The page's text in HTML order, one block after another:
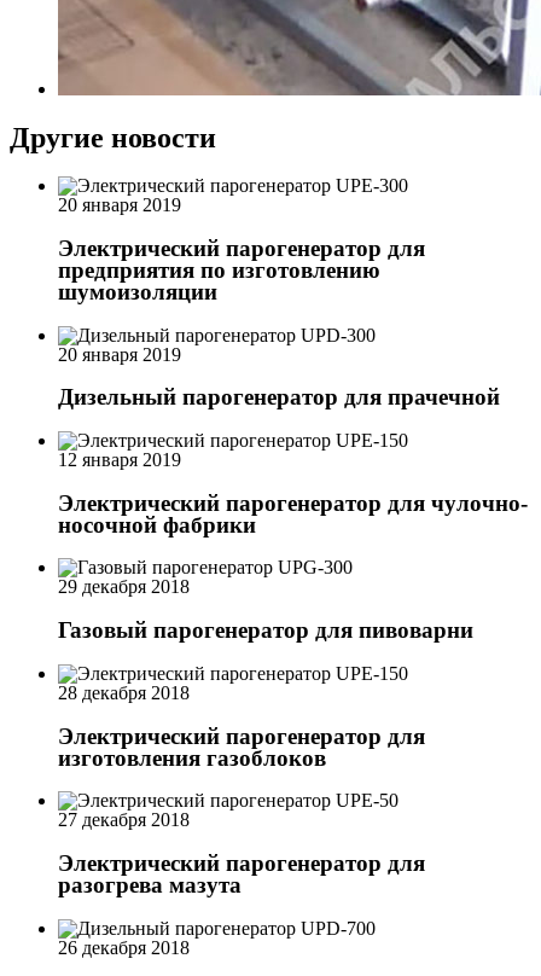
Другие новости
20 января 2019
Электрический парогенератор для
предприятия по изготовлению
шумоизоляции
20 января 2019
Дизельный парогенератор для прачечной
12 января 2019
Электрический парогенератор для чулочно-
носочной фабрики
29 декабря 2018
Газовый парогенератор для пивоварни
28 декабря 2018
Электрический парогенератор для
изготовления газоблоков
27 декабря 2018
Электрический парогенератор для
разогрева мазута
26 декабря 2018